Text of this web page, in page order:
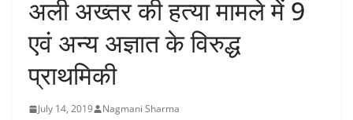
अली अख्तर की हत्या मामले में 9
एवं अन्य अज्ञात के विरुद्ध
प्राथमिकी
July 14, 2019 Nagmani Sharma